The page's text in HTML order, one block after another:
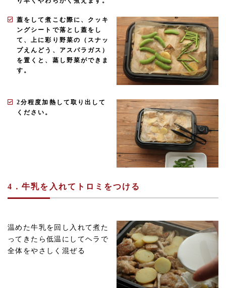
蓋をして煮こむ際に、クッキ
ングシートで落とし蓋をし
て、上に彩り野菜の（スナッ
プえんどう、アスパラガス）
を置くと、蒸し野菜ができま
す。
2分程度加熱して取り出して
ください。
4．牛乳を入れてトロミをつける
温めた牛乳を回し入れて煮た
ってきたら低温にしてヘラで
全体をやさしく混ぜる